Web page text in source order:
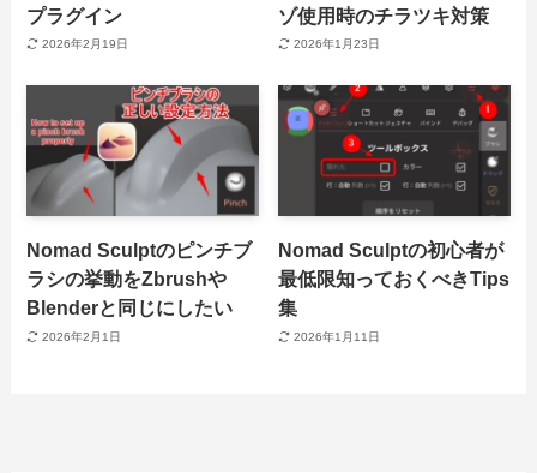
プラグイン
2026年2月19日
ゾ使用時のチラツキ対策
2026年1月23日
Nomad Sculptのピンチブ
ラシの挙動をZbrushや
Blenderと同じにしたい
2026年2月1日
Nomad Sculptの初心者が
最低限知っておくべきTips
集
2026年1月11日